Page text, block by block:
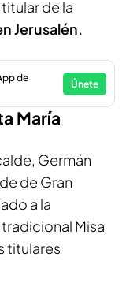
de la
Jerusalén.
de
Únete
María
Germán
de Gran
a la
Misa
titulares